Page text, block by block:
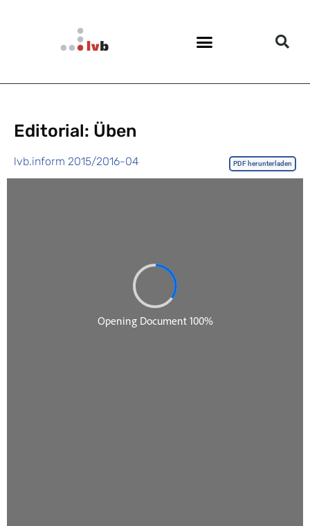
Editorial: Üben
lvb.inform 2015/2016-04 PDF herunterladen